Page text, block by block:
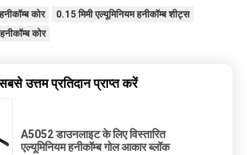
कोर
0.15 मिमी एल्यूमिनियम हनीकॉम्ब शीट्स
कोर
उत्तम प्रतिदान प्राप्त करें
A5052 डाउनलाइट के लिए विस्तारित
एल्यूमिनियम हनीकॉम्ब गोल आकार ब्लॉक